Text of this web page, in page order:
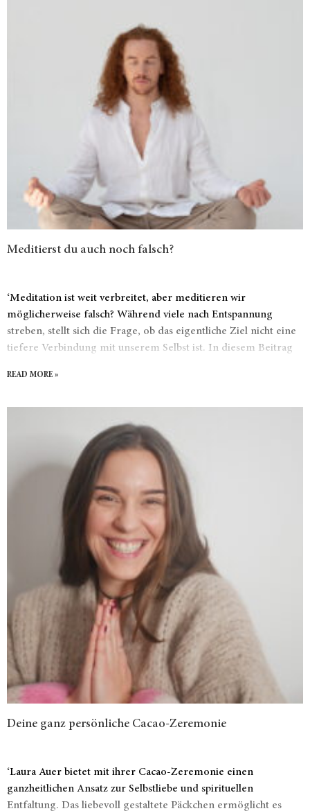
Meditierst du auch noch falsch?
‘Meditation ist weit verbreitet, aber meditieren wir
möglicherweise falsch? Während viele nach Entspannung
streben, stellt sich die Frage, ob das eigentliche Ziel nicht eine
tiefere Verbindung mit unserem Selbst ist. In diesem Beitrag
READ MORE »
Deine ganz persönliche Cacao-Zeremonie
‘Laura Auer bietet mit ihrer Cacao-Zeremonie einen
ganzheitlichen Ansatz zur Selbstliebe und spirituellen
Entfaltung. Das liebevoll gestaltete Päckchen ermöglicht es